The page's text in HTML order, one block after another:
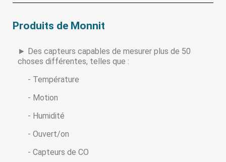
Produits de Monnit
► Des capteurs capables de mesurer plus de 50
choses différentes, telles que :
- Température
- Motion
- Humidité
- Ouvert/on
- Capteurs de CO